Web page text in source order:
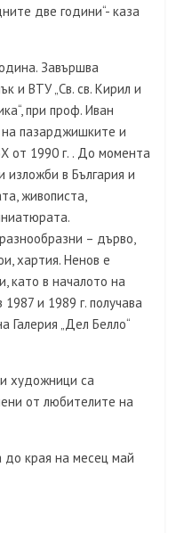
две години“- каза
Завършва
и ВТУ „Св. св. Кирил и
при проф. Иван
пазарджишките и
от 1990 г. . До момента
изложби в България и
живописта,
– дърво,
хартия. Ненов е
като в началото на
и 1989 г. получава
Галерия „Дел Белло“
художници са
от любителите на
края на месец май